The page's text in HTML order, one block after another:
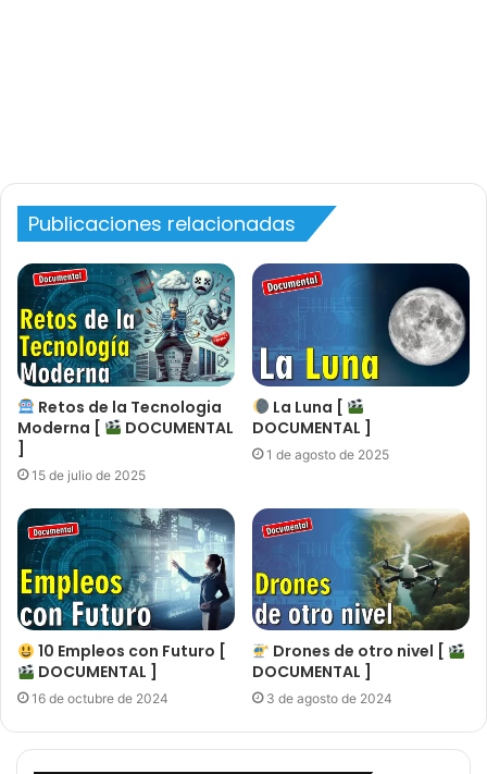
Publicaciones relacionadas
Retos de la Tecnologia
Moderna [
DOCUMENTAL
]
15 de julio de 2025
La Luna [
DOCUMENTAL ]
1 de agosto de 2025
10 Empleos con Futuro [
DOCUMENTAL ]
16 de octubre de 2024
Drones de otro nivel [
DOCUMENTAL ]
3 de agosto de 2024